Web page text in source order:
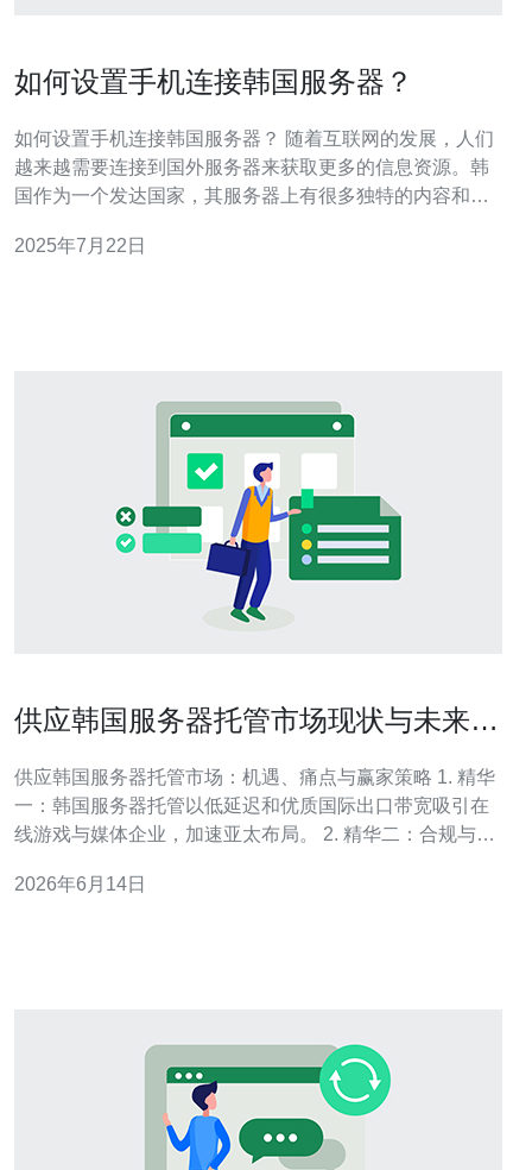
如何设置手机连接韩国服务器？
如何设置手机连接韩国服务器？ 随着互联网的发展，人们
越来越需要连接到国外服务器来获取更多的信息资源。韩
国作为一个发达国家，其服务器上有很多独特的内容和资
何设置手机连接到韩国服务器的方法。 1. 下载VPN应用 首
2025年7月22日
供应韩国服务器托管市场现状与未来竞
供应韩国服务器托管市场：机遇、痛点与赢家策略 1. 精华
一：韩国服务器托管以低延迟和优质国际出口带宽吸引在
线游戏与媒体企业，加速亚太布局。 2. 精华二：合规与数
定中长期市场份额。 3. 精华三：未来竞争的核心不是价格
2026年6月14日